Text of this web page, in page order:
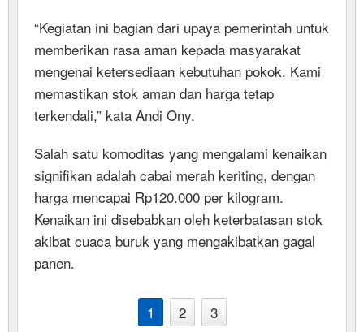
“Kegiatan ini bagian dari upaya pemerintah untuk
memberikan rasa aman kepada masyarakat
mengenai ketersediaan kebutuhan pokok. Kami
memastikan stok aman dan harga tetap
terkendali,” kata Andi Ony.
Salah satu komoditas yang mengalami kenaikan
signifikan adalah cabai merah keriting, dengan
harga mencapai Rp120.000 per kilogram.
Kenaikan ini disebabkan oleh keterbatasan stok
akibat cuaca buruk yang mengakibatkan gagal
panen.
1 2 3